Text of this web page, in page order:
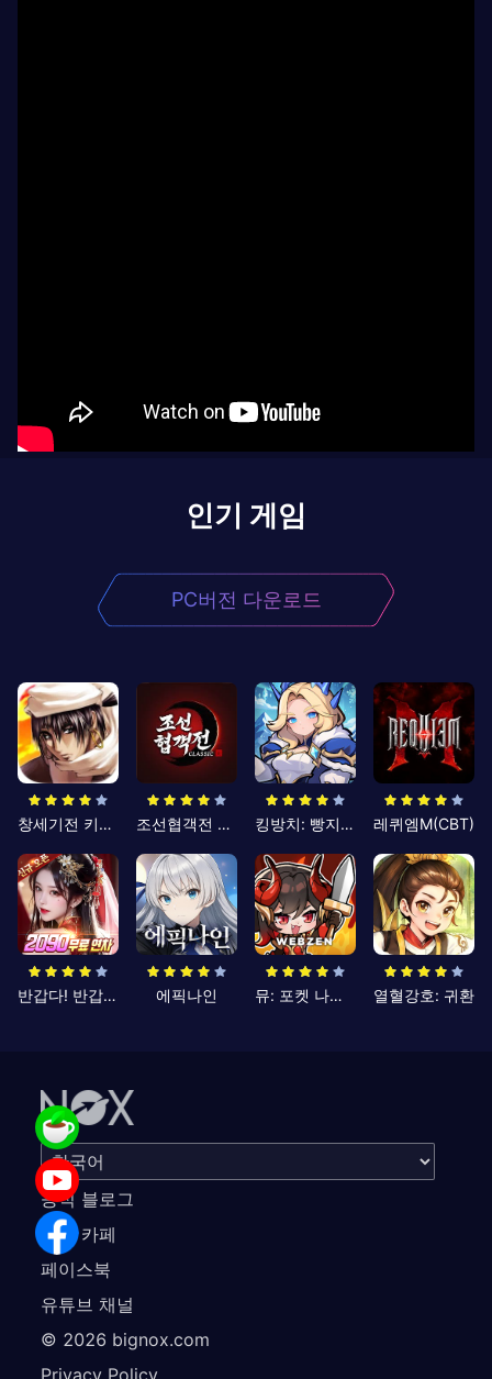
인기 게임
PC버전 다운로드
창세기전 키우기 조선협객전 클래식 킹방치: 빵지의 제왕 레퀴엠M(CBT)
반갑다! 반갑삼국지 에픽나인 뮤: 포켓 나이츠 열혈강호: 귀환
공식 블로그
공식 카페
페이스북
유튜브 채널
© 2026 bignox.com
Privacy Policy